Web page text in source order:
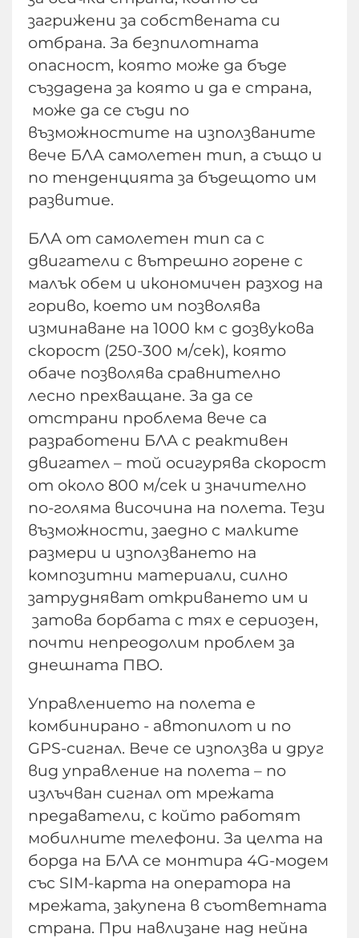
загрижени за собствената си
отбрана. За безпилотната
опасност, която може да бъде
създадена за която и да е страна,
може да се съди по
възможностите на използваните
вече БЛА самолетен тип, а също и
по тенденцията за бъдещото им
развитие.
БЛА от самолетен тип са с
двигатели с вътрешно горене с
малък обем и икономичен разход на
гориво, което им позволява
изминаване на 1000 км с дозвукова
скорост (250-300 м/сек), която
обаче позволява сравнително
лесно прехващане. За да се
отстрани проблема вече са
разработени БЛА с реактивен
двигател – той осигурява скорост
от около 800 м/сек и значително
по-голяма височина на полета. Тези
възможности, заедно с малките
размери и използването на
композитни материали, силно
затрудняват откриването им и
затова борбата с тях е сериозен,
почти непреодолим проблем за
днешната ПВО.
Управлението на полета е
комбинирано - автопилот и по
GPS-сигнал. Вече се използва и друг
вид управление на полета – по
излъчван сигнал от мрежата
предаватели, с който работят
мобилните телефони. За целта на
борда на БЛА се монтира 4G-модем
със SIM-карта на оператора на
мрежата, закупена в съответната
страна. При навлизане над нейна